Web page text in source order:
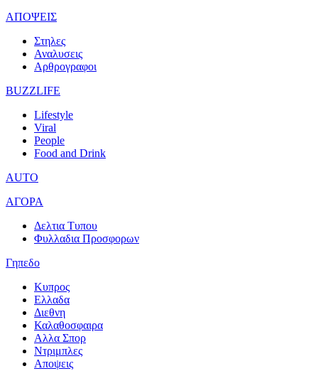
ΑΠΟΨΕΙΣ
Στηλες
Αναλυσεις
Αρθρογραφοι
BUZZLIFE
Lifestyle
Viral
People
Food and Drink
AUTO
ΑΓΟΡΑ
Δελτια Τυπου
Φυλλαδια Προσφορων
Γηπεδο
Κυπρος
Ελλαδα
Διεθνη
Καλαθοσφαιρα
Αλλα Σπορ
Ντριμπλες
Αποψεις